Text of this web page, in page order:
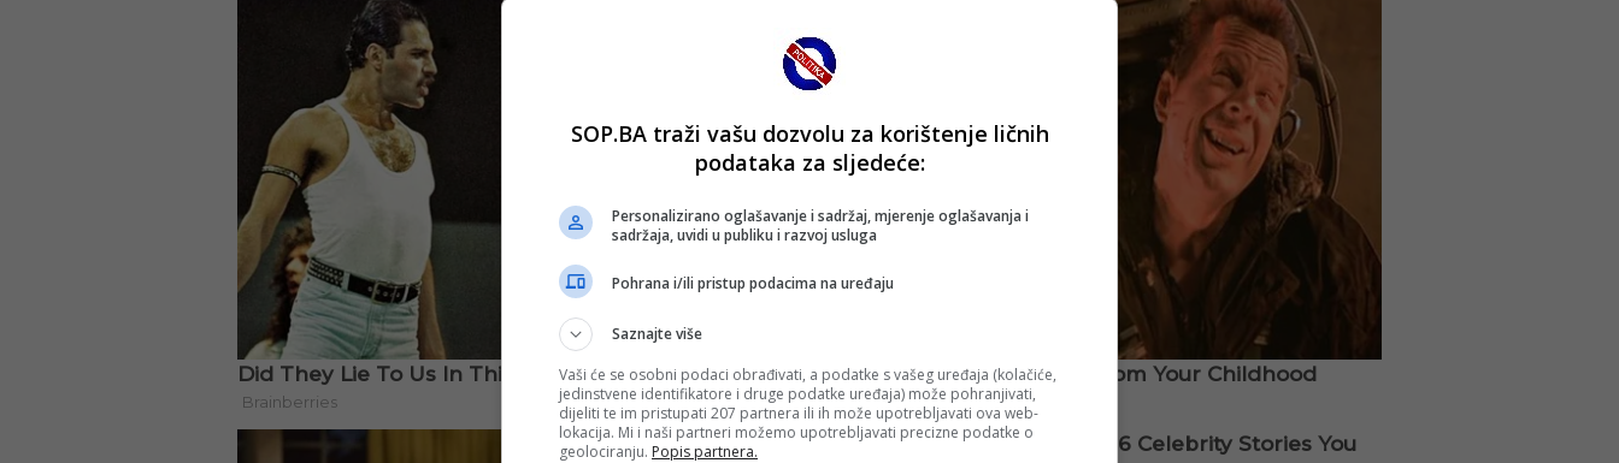
SOP.BA traži vašu dozvolu za korištenje ličnih
podataka za sljedeće:
Personalizirano oglašavanje i sadržaj, mjerenje oglašavanja i
sadržaja, uvidi u publiku i razvoj usluga
Pohrana i/ili pristup podacima na uređaju
Saznajte više
Vaši će se osobni podaci obrađivati, a podatke s vašeg uređaja (kolačiće,
jedinstvene identifikatore i druge podatke uređaja) može pohranjivati,
dijeliti te im pristupati 207 partnera ili ih može upotrebljavati ova web-
lokacija. Mi i naši partneri možemo upotrebljavati precizne podatke o
geolociranju. Popis partnera.